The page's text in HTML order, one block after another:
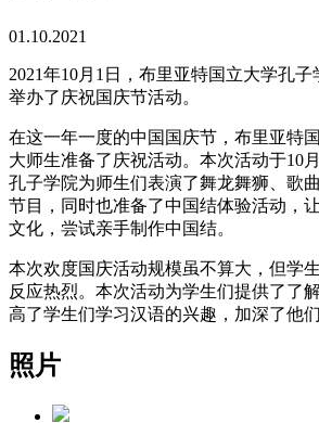
01.10.2021
2021年10月1日，布里亚特国立大学孔
举办了庆祝国庆节活动。
在这一年一度的中国国庆节，布里亚特
大师生准备了庆祝活动。本次活动于10
孔子学院为师生们表演了舞龙舞狮、歌
节目，同时也准备了中国结体验活动，
文化，尝试亲手制作中国结。
本次欢度国庆活动规模虽不算大，但学
反应热烈。本次活动为学生们提供了了
高了学生们学习汉语的兴趣，加深了他
照片